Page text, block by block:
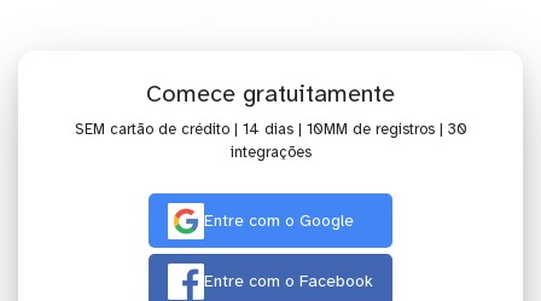
Comece gratuitamente
SEM cartão de crédito | 14 dias | 10MM de registros | 30
integrações
Entre com o Google
Entre com o Facebook